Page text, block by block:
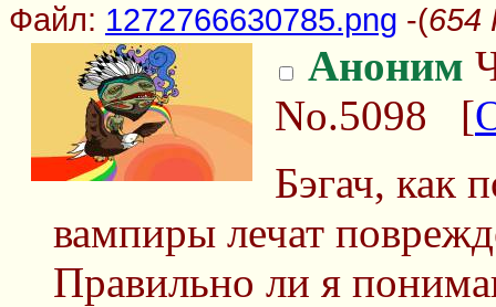
Файл: 1272766630785.png -(654
Аноним
No.5098 [
Бэгач, как
вампиры лечат
Правильно ли я